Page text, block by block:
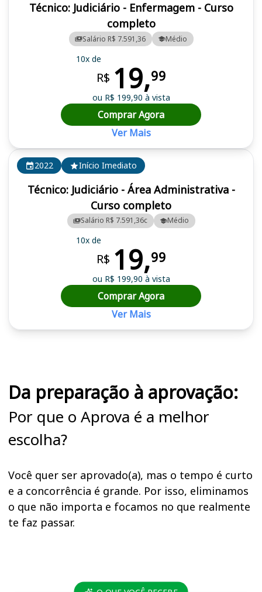
2022 Início Imediato
Técnico: Judiciário - Área Administrativa -
Curso completo
Salário R$ 7.591,36c Médio
10x de
R$ 19,99
ou R$ 199,90 à vista
Comprar Agora
Ver Mais
Técnico: Judiciário - Enfermagem - Curso
completo
Salário R$ 7.591,36 Médio
10x de
R$ 19,99
ou R$ 199,90 à vista
Comprar Agora
Ver Mais
Da preparação à aprovação:
Por que o Aprova é a melhor
escolha?
Você quer ser aprovado(a), mas o tempo é curto
e a concorrência é grande. Por isso, eliminamos
o que não importa e focamos no que realmente
te faz passar.